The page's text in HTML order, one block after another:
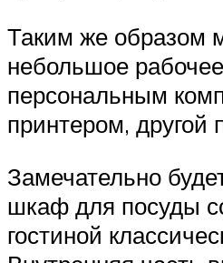
Таким же образом
небольшое
персональным
принтером, другой
Замечательно
шкаф для посуды
гостиной